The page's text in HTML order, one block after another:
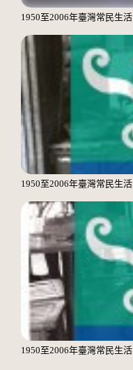
1950至2006年臺灣常民生活
1950至2006年臺灣常民生活
1950至2006年臺灣常民生活